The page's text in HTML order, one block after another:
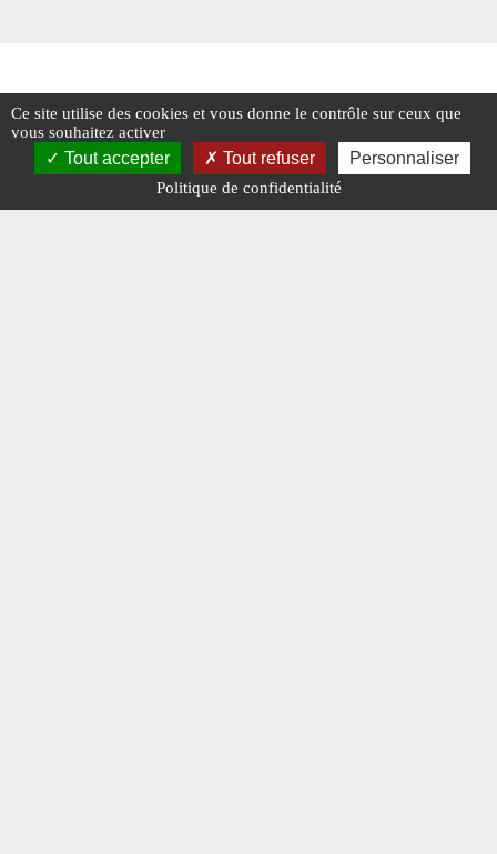
Ce site utilise des cookies et vous donne le contrôle sur ceux que
vous souhaitez activer
Tout accepter Tout refuser Personnaliser
Politique de confidentialité